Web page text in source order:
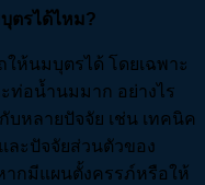
ตรได้ไหม?
ห้นมบุตรได้ โดยเฉพาะ
ท่อน้ำนมมาก อย่างไร
หลายปัจจัย เช่น เทคนิค
ละปัจจัยส่วนตัวของ
กมีแผนตั้งครรภ์หรือให้